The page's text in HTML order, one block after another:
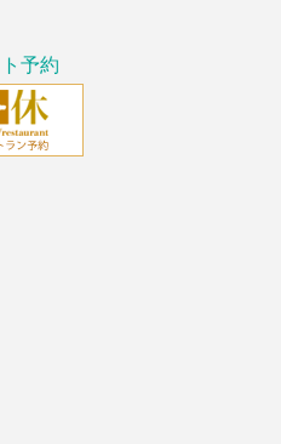
予約